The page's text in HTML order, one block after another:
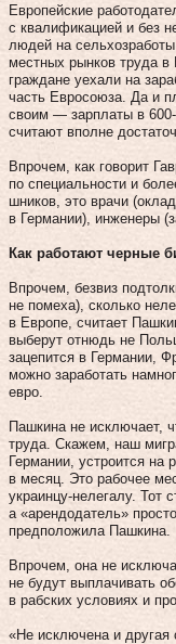
Европейские
с квалификацией и без
людей на
местных рынков труда
граждане уехали на
часть Евросоюза. Да и
своим — зарплаты в
считают вполне
Впрочем, как говорит
по специальности и
шников, это врачи
в Германии), инженеры
Как работают черные
Впрочем, безвиз
не помеха), сколько
в Европе, считает
выберут отнюдь не
зацепится в Германии,
можно заработать
евро.
Пашкина не исключает,
труда. Скажем, наш
Германии, устроится на
в месяц. Это рабочее
украинцу-нелегалу. Тот
а «арендодатель»
предположила Пашкина.
Впрочем, она не
не будут выплачивать
в рабских условиях и
«Не исключена и